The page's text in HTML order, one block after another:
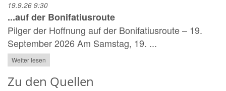
19.9.26 9:30
...auf der Bonifatiusroute
Pilger der Hoffnung auf der Bonifatiusroute – 19.
September 2026 Am Samstag, 19. ...
Weiter lesen
Zu den Quellen